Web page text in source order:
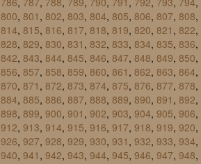
800, 801 , 802, 803, 804, 805, 806, 807, 808,
814, 815, 816, 817, 818, 819, 820, 821 , 822,
828, 829, 830, 831 , 832, 833, 834, 835, 836,
842, 843, 844, 845, 846, 847, 848, 849, 850,
856, 857, 858, 859, 860, 861 , 862, 863, 864,
870, 871 , 872, 873, 874, 875, 876, 877, 878,
884, 885, 886, 887, 888, 889, 890, 891 , 892,
898, 899, 900, 901 , 902, 903, 904, 905, 906,
912, 913, 914, 915, 916, 917, 918, 919, 920,
926, 927, 928, 929, 930, 931 , 932, 933, 934,
940, 941 , 942, 943, 944, 945, 946, 947, 948,